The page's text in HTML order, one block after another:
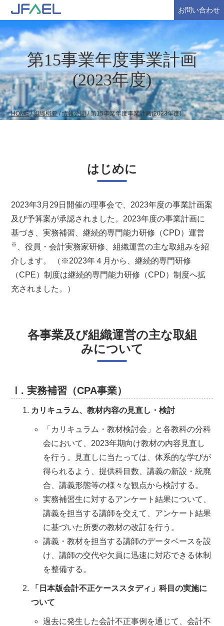
お問い合わせ
第15事業年度事業計画
(2023年度)
HOME/組織概要/情報公開/第15事業年度事業計画(2023年度)
はじめに
2023年3月29日開催の理事会で、2023年度の事業計画案
及び予算案が承認されました。2023年度の事業計画に
基づき、実務補習、継続的専門能力研修（CPD）運営
※
、役員・会計実務家研修、組織運営の主な取組みを紹
介します。 （※2023年４月から、継続的専門研修
（CPE）制度は継続的専門能力研修（CPD）制度へ拡
充されました。）
各事業及び組織運営の主な取組
みについて
Ⅰ. 実務補習（CPA事業）
カリキュラム、教材内容の見直し・検討
「カリキュラム・教材検討会」と各教科の分科
会において、2023年期向け教材の内容見直し
を行う。見直しに当たっては、体系的な学びが
得られるよう、提供科目数、講義の新設・統廃
合、講義形態等の様々な観点から検討する。
実務補習生に対するアンケート結果について、
講義を担当する講師を交えて、アンケート結果
に基づいた所要の教材の改訂を行う。
講義・教材を担当する講師のデータベースを設
け、講師の交代や欠員に迅速に対応できる体制
を整備する。
「日本版会計不正ケーススタディ」科目の実施に
ついて
過去に発生した会計不正事例を通じて、会計不